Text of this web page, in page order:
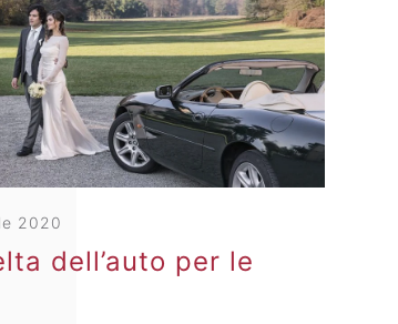
2020
dell’auto per le